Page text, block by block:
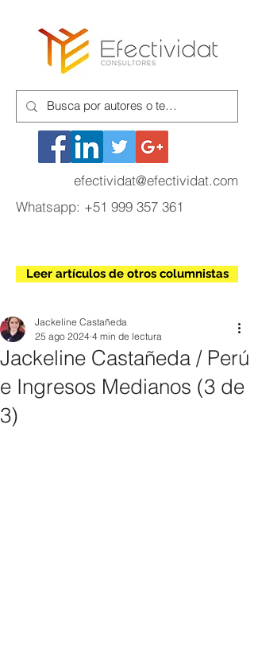
efectividat@efectividat.com
Whatsapp: +51 999 357 361
Leer artículos de otros columnistas
Jackeline Castañeda / Perú
e Ingresos Medianos (3 de
3)
Jackeline Castañeda
25 ago 2024 4 min de lectura